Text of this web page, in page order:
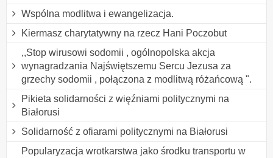
Wspólna modlitwa i ewangelizacja.
Kiermasz charytatywny na rzecz Hani Poczobut
,,Stop wirusowi sodomii , ogólnopolska akcja
wynagradzania Najświętszemu Sercu Jezusa za
grzechy sodomii , połączona z modlitwą różańcową ".
Pikieta solidarności z więźniami politycznymi na
Białorusi
Solidarność z ofiarami politycznymi na Białorusi
Popularyzacja wrotkarstwa jako środku transportu w